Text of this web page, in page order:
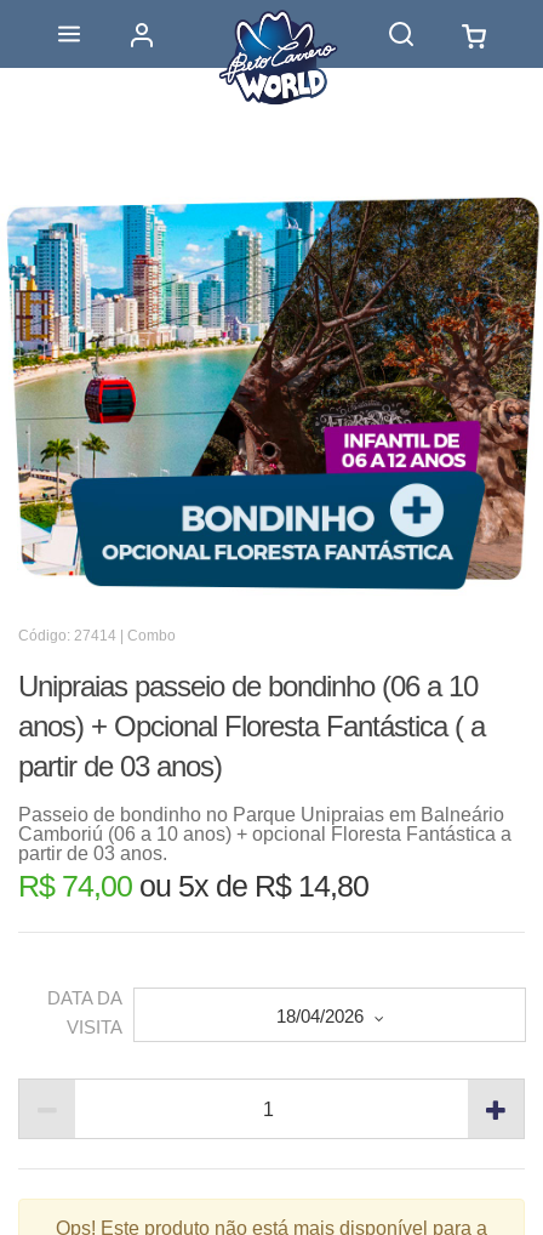
Código: 27414 | Combo
Unipraias passeio de bondinho (06 a 10
anos) + Opcional Floresta Fantástica ( a
partir de 03 anos)
Passeio de bondinho no Parque Unipraias em Balneário
Camboriú (06 a 10 anos) + opcional Floresta Fantástica a
partir de 03 anos.
R$ 74,00 ou 5x de R$ 14,80
DATA DA
VISITA
18/04/2026
Ops! Este produto não está mais disponível para a